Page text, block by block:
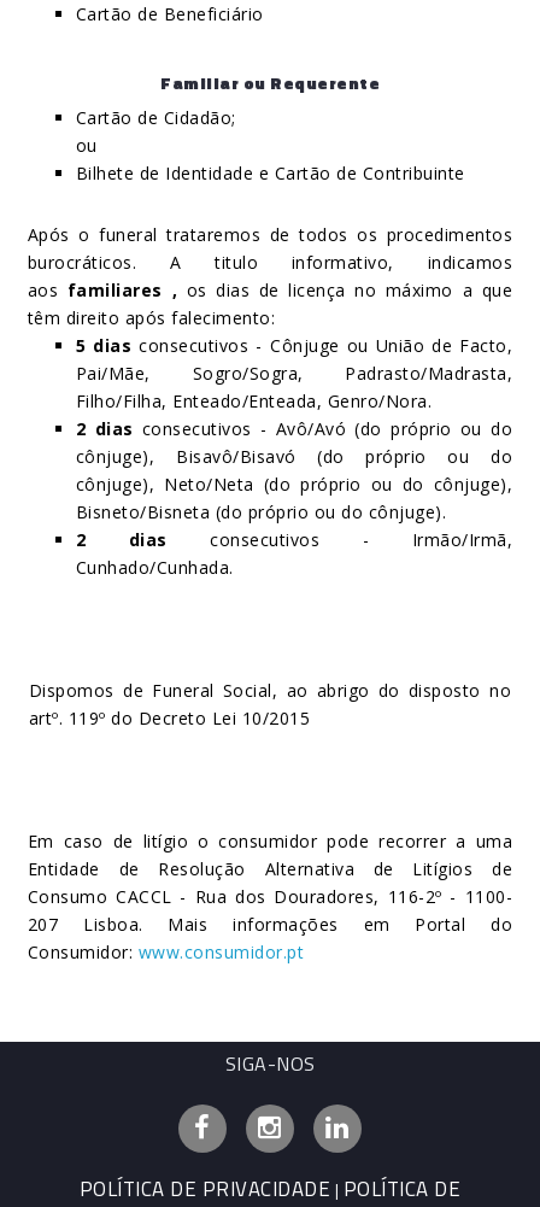
Cartão de Beneficiário
Familiar ou Requerente
Cartão de Cidadão;
ou
Bilhete de Identidade e Cartão de Contribuinte
Após o funeral trataremos de todos os procedimentos
burocráticos. A titulo informativo, indicamos
aos familiares , os dias de licença no máximo a que
têm direito após falecimento:
5 dias consecutivos - Cônjuge ou União de Facto,
Pai/Mãe, Sogro/Sogra, Padrasto/Madrasta,
Filho/Filha, Enteado/Enteada, Genro/Nora.
2 dias consecutivos - Avô/Avó (do próprio ou do
cônjuge), Bisavô/Bisavó (do próprio ou do
cônjuge), Neto/Neta (do próprio ou do cônjuge),
Bisneto/Bisneta (do próprio ou do cônjuge).
2 diasconsecutivos - Irmão/Irmã,
Cunhado/Cunhada.
Dispomos de Funeral Social, ao abrigo do disposto no
artº. 119º do Decreto Lei 10/2015
Em caso de litígio o consumidor pode recorrer a uma
Entidade de Resolução Alternativa de Litígios de
Consumo CACCL - Rua dos Douradores, 116-2º - 1100-
207 Lisboa. Mais informações em Portal do
Consumidor: www.consumidor.pt
SIGA-NOS
Facebook InstagramLinkedin
POLÍTICA DE PRIVACIDADE | POLÍTICA DE